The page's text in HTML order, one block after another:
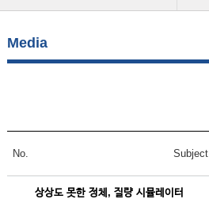
Media
No. Subject
상상도 못한 정체, 질량 시뮬레이터